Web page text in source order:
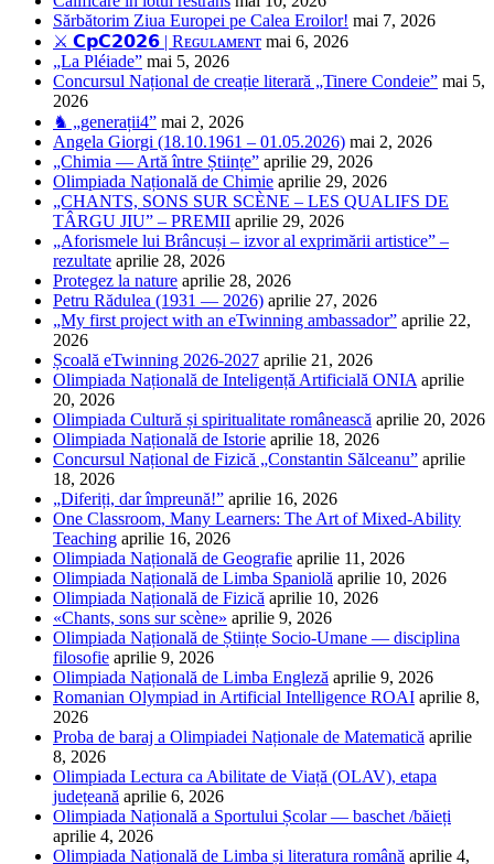
Sărbătorim Ziua Europei pe Calea Eroilor! mai 7, 2026
⚔️ 𝗖𝗽𝗖𝟮𝟬𝟮𝟲 | Rᴇɢᴜʟᴀᴍᴇɴᴛ mai 6, 2026
„La Pléiade” mai 5, 2026
Concursul Național de creație literară „Tinere Condeie” mai 5,
2026
♞ „generații4” mai 2, 2026
Angela Giorgi (18.10.1961 – 01.05.2026) mai 2, 2026
„Chimia — Artă între Științe” aprilie 29, 2026
Olimpiada Națională de Chimie aprilie 29, 2026
„CHANTS, SONS SUR SCÈNE – LES QUALIFS DE
TÂRGU JIU” – PREMII aprilie 29, 2026
„Aforismele lui Brâncuși – izvor al exprimării artistice” –
rezultate aprilie 28, 2026
Protegez la nature aprilie 28, 2026
Petru Rădulea (1931 — 2026) aprilie 27, 2026
„My first project with an eTwinning ambassador” aprilie 22,
2026
Școală eTwinning 2026-2027 aprilie 21, 2026
Olimpiada Națională de Inteligență Artificială ONIA aprilie
20, 2026
Olimpiada Cultură și spiritualitate românească aprilie 20, 2026
Olimpiada Națională de Istorie aprilie 18, 2026
Concursul Național de Fizică „Constantin Sălceanu” aprilie
18, 2026
„Diferiți, dar împreună!” aprilie 16, 2026
One Classroom, Many Learners: The Art of Mixed-Ability
Teaching aprilie 16, 2026
Olimpiada Națională de Geografie aprilie 11, 2026
Olimpiada Națională de Limba Spaniolă aprilie 10, 2026
Olimpiada Națională de Fizică aprilie 10, 2026
«Chants, sons sur scène» aprilie 9, 2026
Olimpiada Națională de Științe Socio-Umane — disciplina
filosofie aprilie 9, 2026
Olimpiada Națională de Limba Engleză aprilie 9, 2026
Romanian Olympiad in Artificial Intelligence ROAI aprilie 8,
2026
Proba de baraj a Olimpiadei Naționale de Matematică aprilie
8, 2026
Olimpiada Lectura ca Abilitate de Viață (OLAV), etapa
județeană aprilie 6, 2026
Olimpiada Națională a Sportului Școlar — baschet /băieți
aprilie 4, 2026
Olimpiada Națională de Limba și literatura română aprilie 4,